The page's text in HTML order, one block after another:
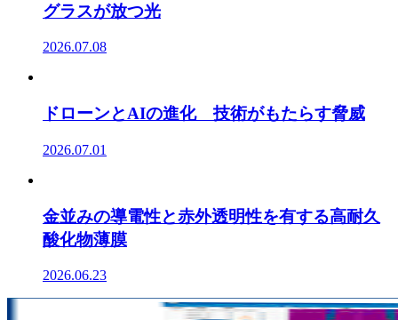
グラスが放つ光
2026.07.08
ドローンとAIの進化 技術がもたらす脅威
2026.07.01
金並みの導電性と赤外透明性を有する高耐久
酸化物薄膜
2026.06.23